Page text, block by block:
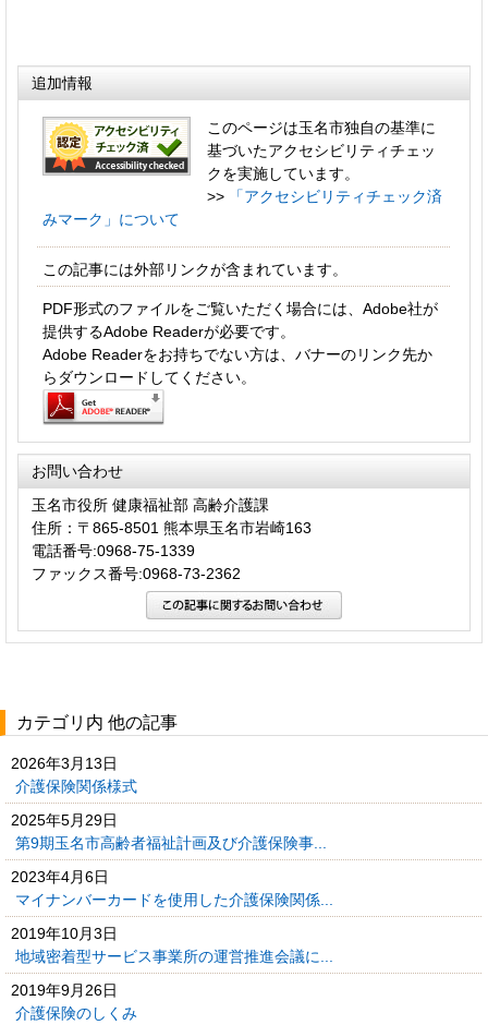
追加情報
このページは玉名市独自の基準に
基づいたアクセシビリティチェッ
クを実施しています。
>>
「アクセシビリティチェック済
みマーク」について
この記事には外部リンクが含まれています。
PDF形式のファイルをご覧いただく場合には、Adobe社が
提供するAdobe Readerが必要です。
Adobe Readerをお持ちでない方は、バナーのリンク先か
らダウンロードしてください。
お問い合わせ
玉名市役所 健康福祉部 高齢介護課
住所：〒865-8501 熊本県玉名市岩崎163
電話番号:0968-75-1339
ファックス番号:0968-73-2362
カテゴリ内 他の記事
2026年3月13日
介護保険関係様式
2025年5月29日
第9期玉名市高齢者福祉計画及び介護保険事...
2023年4月6日
マイナンバーカードを使用した介護保険関係...
2019年10月3日
地域密着型サービス事業所の運営推進会議に...
2019年9月26日
介護保険のしくみ